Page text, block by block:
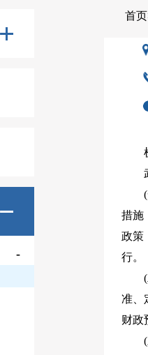
-
首页
措施
政策
行。
准、
财政